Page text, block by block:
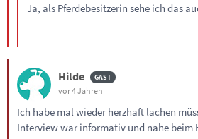
Ja, als Pferdebesitzerin sehe ich das
Hilde
vor 4 Jahren
Ich habe mal wieder herzhaft lachen
Interview war informativ und nahe beim